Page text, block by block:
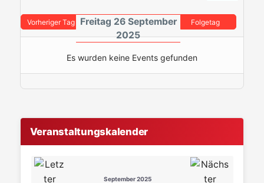
Vorheriger Tag
Freitag 26 September
2025
Folgetag
Es wurden keine Events gefunden
Veranstaltungskalender
September 2025